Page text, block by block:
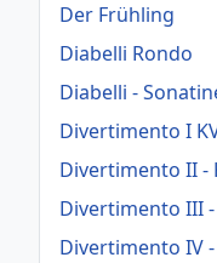
Der Frühling
Diabelli Rondo
Diabelli -
Divertimento I
Divertimento II -
Divertimento III -
Divertimento IV -